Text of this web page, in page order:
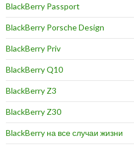
BlackBerry Passport
BlackBerry Porsche Design
BlackBerry Priv
BlackBerry Q10
BlackBerry Z3
BlackBerry Z30
BlackBerry на все случаи жизни